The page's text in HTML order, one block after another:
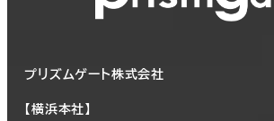
プリズムゲート株式会社
【横浜本社】